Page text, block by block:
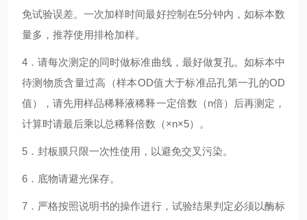
免试验误差。一次加样时间最好控制在5分钟内，如标本数
量多，推荐使用排枪加样。
4．请每次测定的同时做标准曲线，最好做复孔。如标本中
待测物质含量过高（样本OD值大于标准品孔第一孔的OD
值），请先用样品稀释液稀释一定倍数（n倍）后再测定，
计算时请最后乘以总稀释倍数（×n×5）。
5．封板膜只限一次性使用，以避免交叉污染。
6．底物请避光保存。
7．严格按照说明书的操作进行，试验结果判定必须以酶标